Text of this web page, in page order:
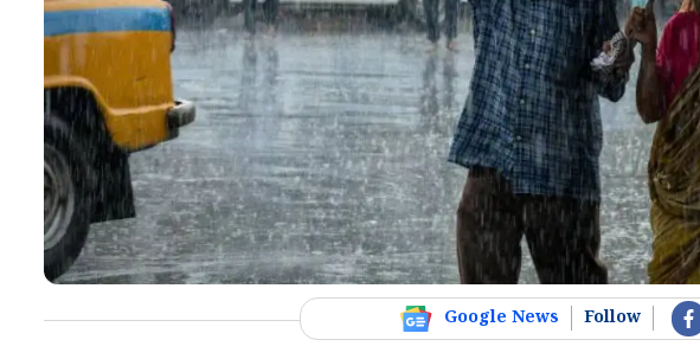
Google News Follow